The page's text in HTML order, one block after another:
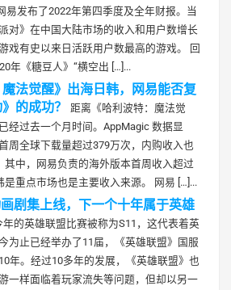
易发布了2022年第四季度及全年财报。当
对》在中国大陆市场的收入和用户数增长
戏有史以来日活跃用户数最高的游戏。 回
年《糖豆人》“横空出 […]...
魔法觉醒》出海日韩，网易能否复
的成功？
距离《哈利波特：魔法觉
经过去一个月时间。AppMagic 数据显
周全球下载量超过379万次，内购收入也
其中，网易负责的海外版本首周收入超过
是重点市场也是主要收入来源。 网易 […]...
剧集上线，下一个十年属于英雄
年的英雄联盟比赛被称为S11，这代表着英
为止已经举办了11届，《英雄联盟》国服
年。经过10多年的发展，《英雄联盟》也
一样面临着玩家流失等问题，但却以另一